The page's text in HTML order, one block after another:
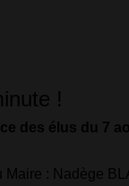
!
des élus du 7
Maire : Nadège